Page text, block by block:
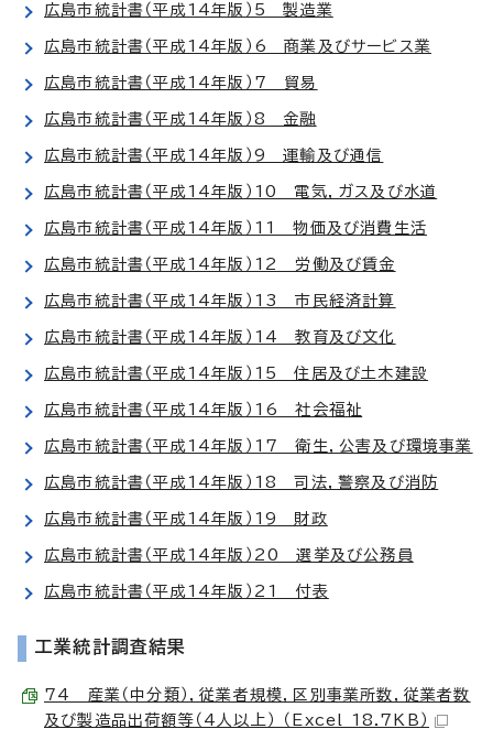
広島市統計書（平成14年版）5 製造業
広島市統計書（平成14年版）6 商業及びサービス業
広島市統計書（平成14年版）7 貿易
広島市統計書（平成14年版）8 金融
広島市統計書（平成14年版）9 運輸及び通信
広島市統計書（平成14年版）10 電気，ガス及び水道
広島市統計書（平成14年版）11 物価及び消費生活
広島市統計書（平成14年版）12 労働及び賃金
広島市統計書（平成14年版）13 市民経済計算
広島市統計書（平成14年版）14 教育及び文化
広島市統計書（平成14年版）15 住居及び土木建設
広島市統計書（平成14年版）16 社会福祉
広島市統計書（平成14年版）17 衛生，公害及び環境事業
広島市統計書（平成14年版）18 司法，警察及び消防
広島市統計書（平成14年版）19 財政
広島市統計書（平成14年版）20 選挙及び公務員
広島市統計書（平成14年版）21 付表
工業統計調査結果
74 産業（中分類），従業者規模，区別事業所数，従業者数
及び製造品出荷額等（4人以上） （Excel 18.7KB）